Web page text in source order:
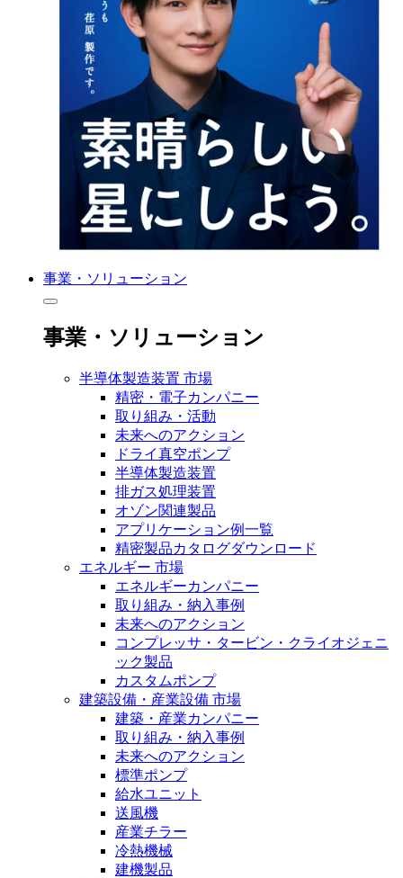
事業・ソリューション
事業・ソリューション
半導体製造装置 市場
精密・電子カンパニー
取り組み・活動
未来へのアクション
ドライ真空ポンプ
半導体製造装置
排ガス処理装置
オゾン関連製品
アプリケーション例一覧
精密製品カタログダウンロード
エネルギー 市場
エネルギーカンパニー
取り組み・納入事例
未来へのアクション
コンプレッサ・タービン・クライオジェニ
ック製品
カスタムポンプ
建築設備・産業設備 市場
建築・産業カンパニー
取り組み・納入事例
未来へのアクション
標準ポンプ
給水ユニット
送風機
産業チラー
冷熱機械
建機製品